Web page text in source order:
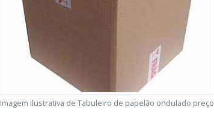
Imagem ilustrativa de Tabuleiro de papelão ondulado preço